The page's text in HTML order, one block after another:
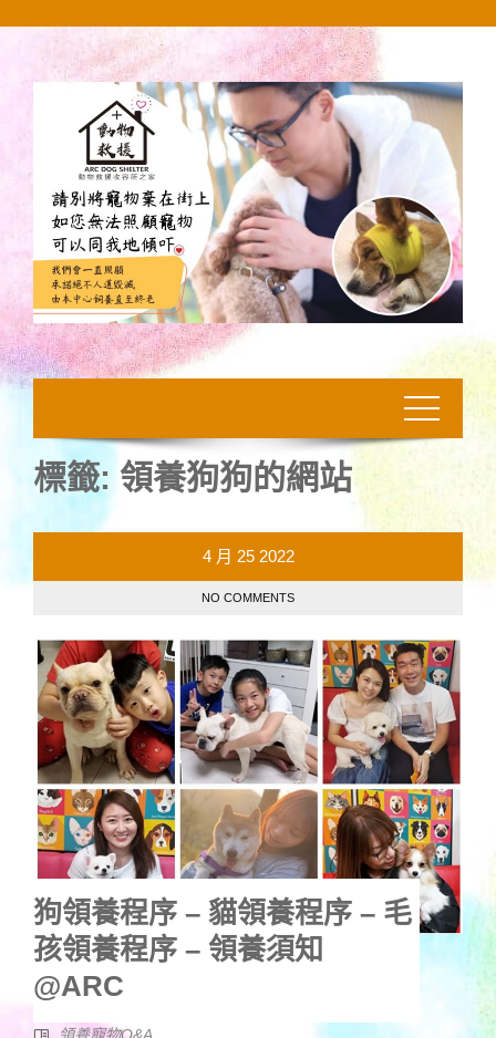
標籤: 領養狗狗的網站
4 月 25 2022
NO COMMENTS
狗領養程序 – 貓領養程序 – 毛
孩領養程序 – 領養須知
@ARC
領養寵物Q&A